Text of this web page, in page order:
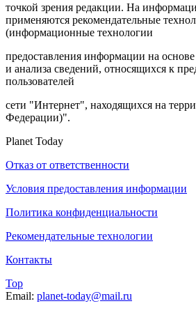
точкой зрения редакции. На
применяются рекомендательные
(информационные технологии
предоставления информации на основе
и анализа сведений, относящихся к
пользователей
сети "Интернет", находящихся на
Федерации)".
Planet Today
Отказ от ответственности
Условия предоставления информации
Политика конфиденциальности
Рекомендательные технологии
Контакты
Top
Email: planet-today@mail.ru